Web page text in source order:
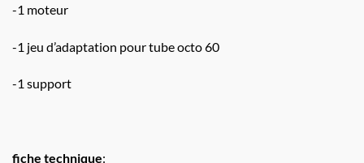
-1 moteur
-1 jeu d’adaptation pour tube octo 60
-1 support
fiche technique: